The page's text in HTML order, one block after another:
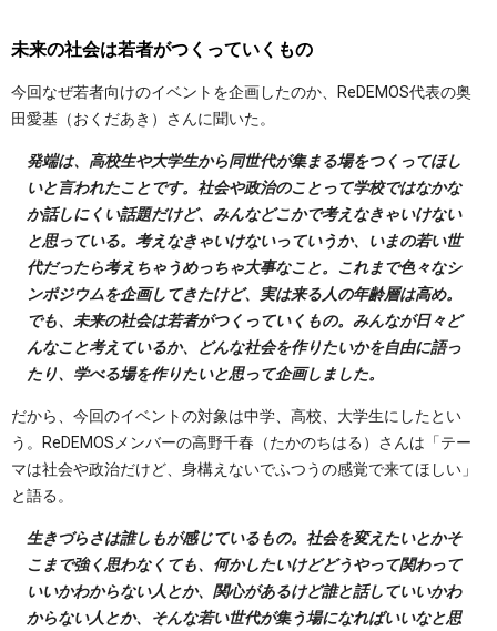
未来の社会は若者がつくっていくもの
今回なぜ若者向けのイベントを企画したのか、ReDEMOS代表の奥
田愛基（おくだあき）さんに聞いた。
発端は、高校生や大学生から同世代が集まる場をつくってほし
いと言われたことです。社会や政治のことって学校ではなかな
か話しにくい話題だけど、みんなどこかで考えなきゃいけない
と思っている。考えなきゃいけないっていうか、いまの若い世
代だったら考えちゃうめっちゃ大事なこと。これまで色々なシ
ンポジウムを企画してきたけど、実は来る人の年齢層は高め。
でも、未来の社会は若者がつくっていくもの。みんなが日々ど
んなこと考えているか、どんな社会を作りたいかを自由に語っ
たり、学べる場を作りたいと思って企画しました。
だから、今回のイベントの対象は中学、高校、大学生にしたとい
う。ReDEMOSメンバーの高野千春（たかのちはる）さんは「テー
マは社会や政治だけど、身構えないでふつうの感覚で来てほしい」
と語る。
生きづらさは誰しもが感じているもの。社会を変えたいとかそ
こまで強く思わなくても、何かしたいけどどうやって関わって
いいかわからない人とか、関心があるけど誰と話していいかわ
からない人とか、そんな若い世代が集う場になればいいなと思